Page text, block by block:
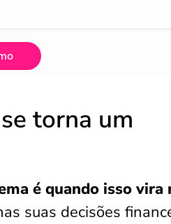
torna um
é quando isso vira
suas decisões